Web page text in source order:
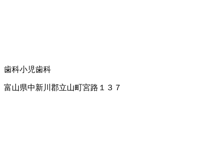
歯科小児歯科
富山県中新川郡立山町宮路１３７